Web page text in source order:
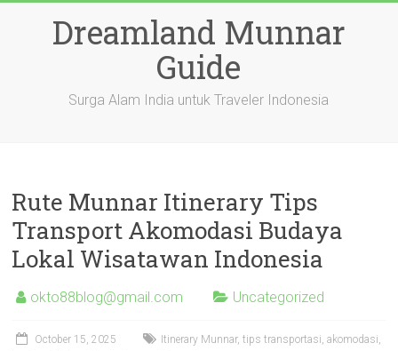
Dreamland Munnar
Guide
Surga Alam India untuk Traveler Indonesia
Rute Munnar Itinerary Tips
Transport Akomodasi Budaya
Lokal Wisatawan Indonesia
okto88blog@gmail.com Uncategorized
October 15, 2025
Itinerary Munnar, tips transportasi, akomodasi,